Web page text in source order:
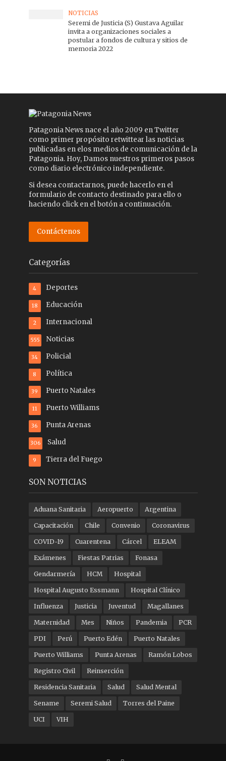
NOTICIAS
Seremi de Justicia (S) Gustava Aguilar
invita a organizaciones sociales a
postular a fondos de cultura y sitios de
memoria 2022
Patagonia News nace el año 2009 en Twitter
como primer propósito retwittear las noticias
publicadas en elos medios de comunicación de la
Patagonia. Hoy, Damos nuestros primeros pasos
como diario electrónico independiente.
Si desea contactarnos, puede hacerlo en el
formulario de contacto destinado para ello o
haciendo click en el botón a continuación.
Contáctenos
Categorías
Deportes
4
Educación
18
Internacional
2
Noticias
555
Policial
34
Política
8
Puerto Natales
39
Puerto Williams
11
Punta Arenas
36
Salud
306
Tierra del Fuego
9
SON NOTICIAS
Aduana Sanitaria Aeropuerto Argentina
Capacitación Chile Convenio Coronavirus
COVID-19 Cuarentena Cárcel ELEAM
Exámenes Fiestas Patrias Fonasa
Gendarmería HCM Hospital
Hospital Augusto Essmann Hospital Clínico
Influenza Justicia Juventud Magallanes
Maternidad Mes Niños Pandemia PCR
PDI Perú Puerto Edén Puerto Natales
Puerto Williams Punta Arenas Ramón Lobos
Registro Civil Reinserción
Residencia Sanitaria Salud Salud Mental
Sename Seremi Salud Torres del Paine
UCI VIH